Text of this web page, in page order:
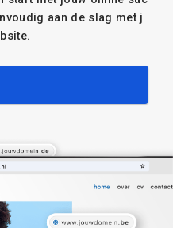
aan de slag met j